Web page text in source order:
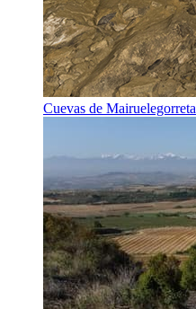
Cuevas de Mairuelegorreta